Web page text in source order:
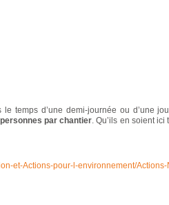
le temps d’une demi-journée ou d’une
par chantier. Qu’ils en soient
et-Actions-pour-l-environnement/